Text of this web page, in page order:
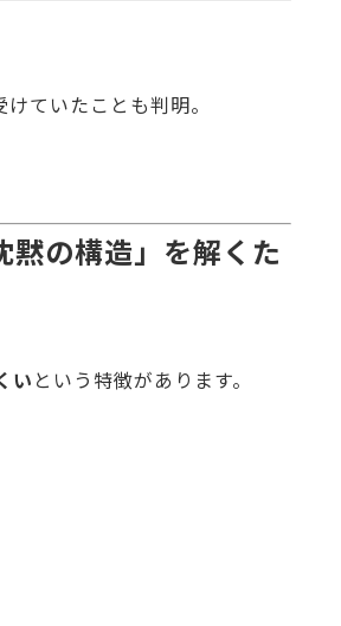
ていたことも判明。
の構造」を解くた
い という特徴があります。